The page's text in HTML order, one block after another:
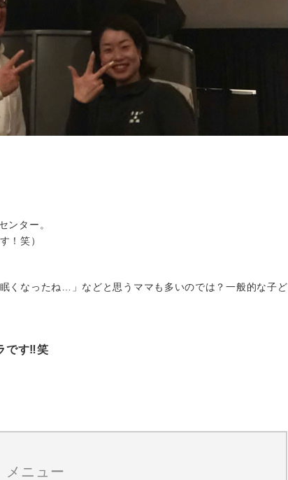
ンター。
！笑）
くなったね…」などと思うママも多いのでは？一般的な子ど
です‼︎笑
メニュー